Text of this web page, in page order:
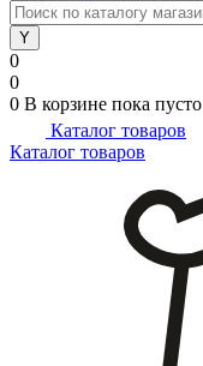
0
0
0 В корзине пока пусто
Каталог товаров
Каталог товаров